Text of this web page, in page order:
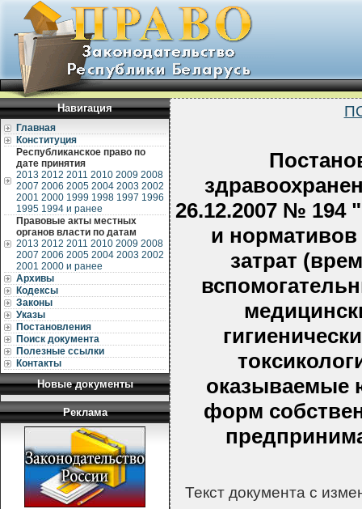
Навигация
Главная
Конституция
Республиканское право по
дате принятия
2013 2012 2011 2010 2009 2008
2007 2006 2005 2004 2003 2002
2001 2000 1999 1998 1997 1996
1995 1994 и ранее
Правовые акты местных
органов власти по датам
2013 2012 2011 2010 2009 2008
2007 2006 2005 2004 2003 2002
2001 2000 и ранее
Архивы
Кодексы
Законы
Указы
Постановления
Поиск документа
Полезные ссылки
Контакты
Новые документы
Реклама
26.12.2007 №
и
затрат
оказываемые
форм
Текст документа с